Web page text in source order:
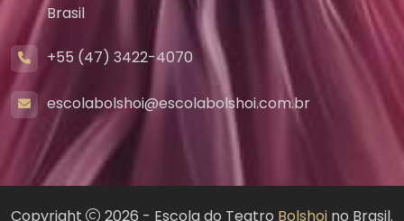
Brasil
+55 (47) 3422-4070
escolabolshoi@escolabolshoi.com.br
Copyright 2026 - Escola do Teatro Bolshoi no Brasil.